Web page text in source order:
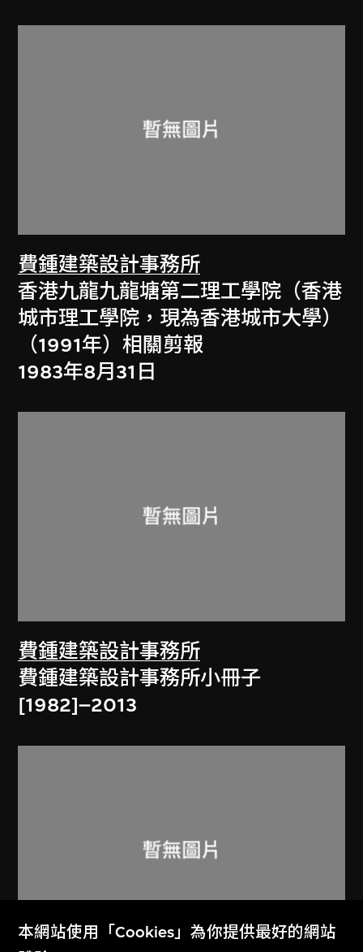
費鍾建築設計事務所
香港九龍九龍塘第二理工學院（香港
城市理工學院，現為香港城市大學）
（1991年）相關剪報
1983年8月31日
費鍾建築設計事務所
費鍾建築設計事務所小冊子
[1982]–2013
本網站使用「Cookies」為你提供最好的網站